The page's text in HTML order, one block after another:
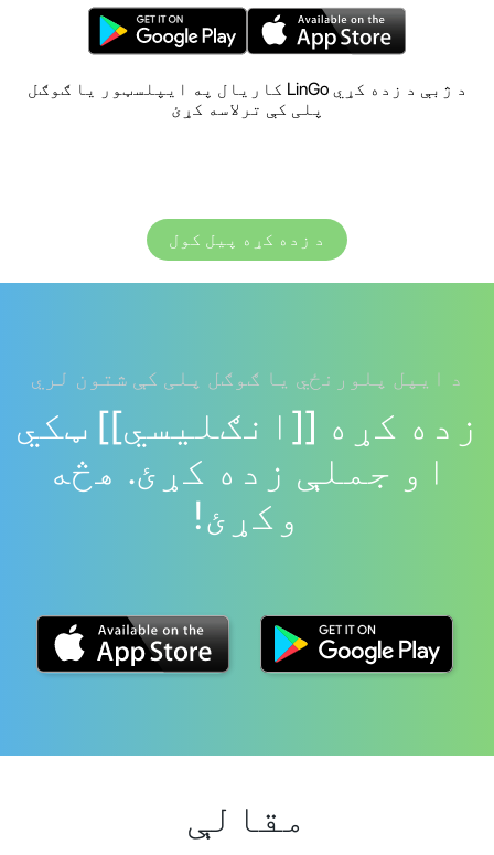
د ژبې د زده کړي LinGo کاریال په ایپلسټور یا ګوګل
پلی کې ترلاسه کړئ
د زده کړه پیل کول
د ایپل پلورنځي یا ګوګل پلی کې شتون لري
زده کړه [[انګلیسي]] ټکي
او جملې زده کړئ. هڅه
وکړئ!
مقالې